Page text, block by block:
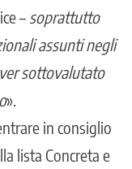
– soprattutto
assunti negli
sottovalutato
».
in consiglio
lista Concreta e